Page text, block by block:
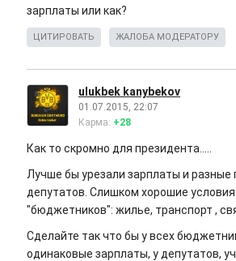
зарплаты или как?
ЦИТИРОВАТЬ ЖАЛОБА МОДЕРАТОРУ
ulukbek kanybekov
01.07.2015, 22:07
Карма: +28
Как то скромно для президента.....
Лучше бы урезали зарплаты и разные
депутатов. Слишком хорошие
"бюджетников": жилье, транспорт ,
Сделайте так что бы у всех
одинаковые зарплаты, у депутатов,